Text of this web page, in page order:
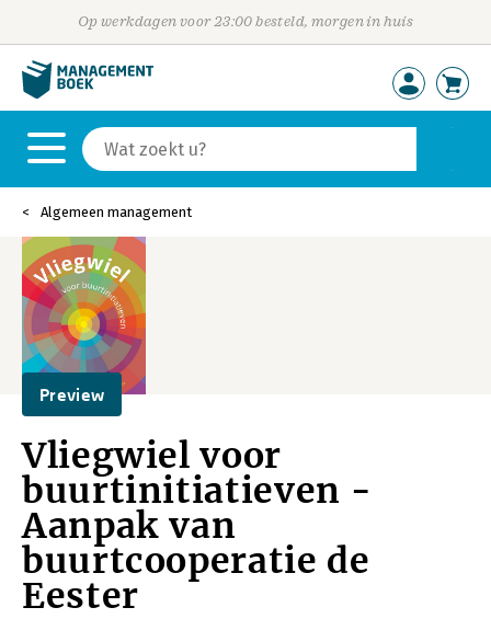
Op werkdagen voor 23:00 besteld, morgen in huis
Algemeen management
Preview
Vliegwiel voor
buurtinitiatieven -
Aanpak van
buurtcooperatie de
Eester